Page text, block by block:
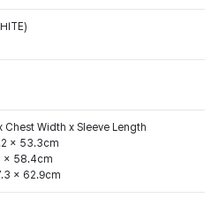
Chest Width x Sleeve Length
x 53.3cm
x 58.4cm
x 62.9cm